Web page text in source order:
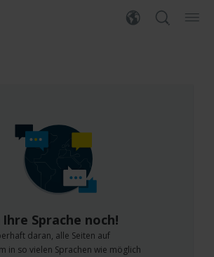
Sprache noch!
daran, alle Seiten auf
in so vielen Sprachen wie möglich